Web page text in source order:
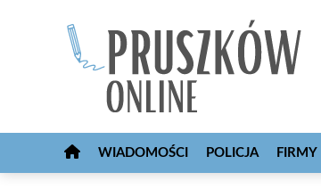
WIADOMOŚCI POLICJA FIRMY